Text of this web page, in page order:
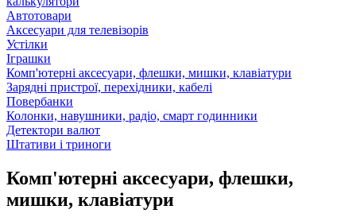
Автотовари
Аксесуари для телевізорів
Устілки
Іграшки
Комп'ютерні аксесуари, флешки, мишки, клавіатури
Зарядні пристрої, перехідники, кабелі
Повербанки
Колонки, навушники, радіо, смарт годинники
Детектори валют
Штативи і триноги
Комп'ютерні аксесуари, флешки,
мишки, клавіатури